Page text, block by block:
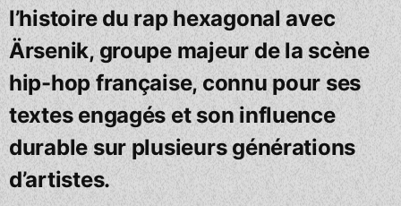
l’histoire du rap hexagonal avec
Ärsenik, groupe majeur de la scène
hip-hop française, connu pour ses
textes engagés et son influence
durable sur plusieurs générations
d’artistes.